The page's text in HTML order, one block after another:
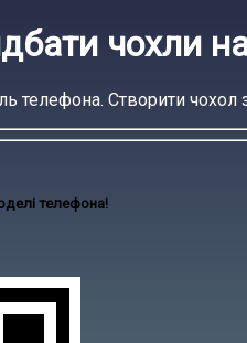
чохли
телефона. Створити
телефона!